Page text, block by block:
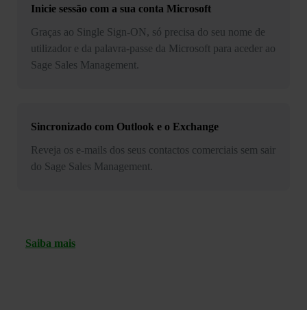
Inicie sessão com a sua conta Microsoft
Graças ao Single Sign-ON, só precisa do seu nome de
utilizador e da palavra-passe da Microsoft para aceder ao
Sage Sales Management.
Sincronizado com Outlook e o Exchange
Reveja os e-mails dos seus contactos comerciais sem sair
do Sage Sales Management.
Saiba mais